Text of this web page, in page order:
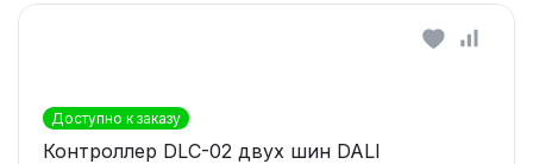
Доступно к заказу
Контроллер DLC-02 двух шин DALI